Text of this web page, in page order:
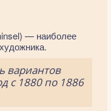
— наиболее
вариантов
с 1880 по 1886